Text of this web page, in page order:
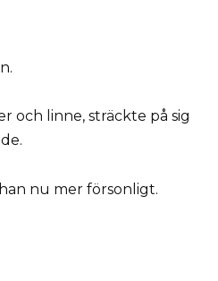
och linne, sträckte på sig
nu mer försonligt.